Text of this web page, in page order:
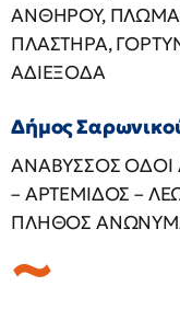
ΑΝΘΗΡΟΥ,
ΠΛΑΣΤΗΡΑ,
ΑΔΙΕΞΟΔΑ
Δήμος
ΑΝΑΒΥΣΣΟΣ ΟΔΟΙ
– ΑΡΤΕΜΙΔΟΣ –
ΠΛΗΘΟΣ